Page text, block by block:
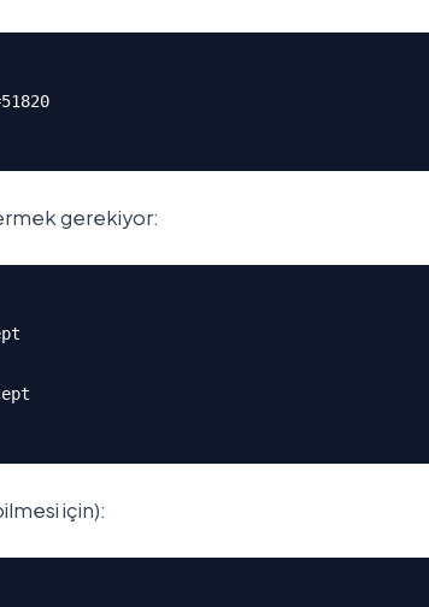
gerekiyor:
için):